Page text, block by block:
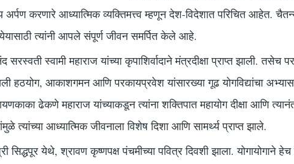
करणारे आध्यात्मिक व्यक्तिमत्त्व म्हणून देश-विदेशात परिचित आहेत.
त्यांनी आपले संपूर्ण जीवन समर्पित केले आहे.
सरस्वती स्वामी महाराज यांच्या कृपाशिर्वादाने मंत्रदीक्षा प्राप्त झाली.
हठयोग, आकाशगमन आणि परकायप्रवेश यांसारख्या गूढ योगविद्यांचा
ढेकणे महाराज यांच्याकडून त्यांना शक्तिपात महायोग दीक्षा आणि
त्यांच्या आध्यात्मिक जीवनाला विशेष दिशा आणि सामर्थ्य प्राप्त झाले.
सिद्धपूर येथे, श्रावण कृष्णपक्ष पंचमीच्या पवित्र दिवशी झाला.